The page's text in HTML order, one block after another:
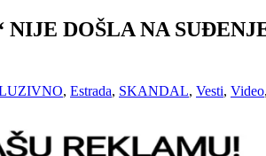
DOŠLA NA
, Estrada, SKANDAL, Vesti, Video,